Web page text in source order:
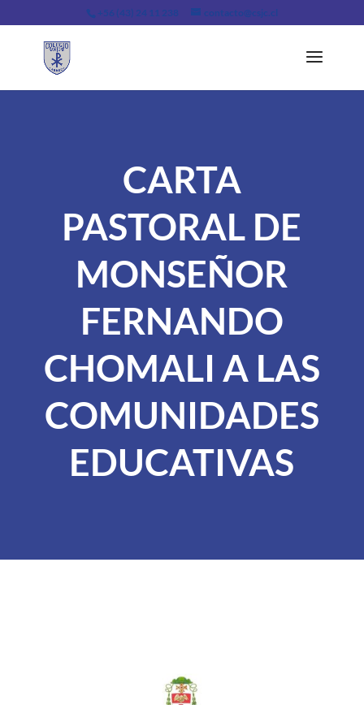
+56 (43) 24 11 238 contacto@csjc.cl
CARTA
PASTORAL DE
MONSEÑOR
FERNANDO
CHOMALI A LAS
COMUNIDADES
EDUCATIVAS